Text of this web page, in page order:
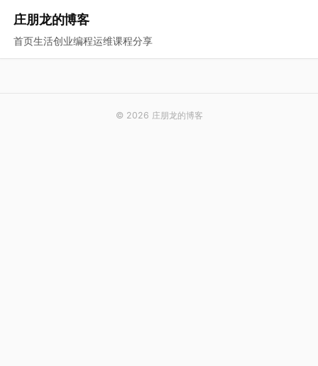
庄朋龙的博客
首页生活创业编程运维课程分享
© 2026 庄朋龙的博客